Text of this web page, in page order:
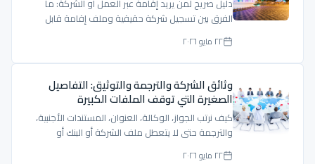
دليل صريح لمن يريد إقامة عبر العمل أو الشركة: ما
الفرق بين تسجيل شركة حقيقية وملف إقامة قابل
للدفاع؟
٢٢ مايو ٢٠٢٦
وثائق الشركة والترجمة والتوثيق: التفاصيل
الصغيرة التي توقف الملفات الكبيرة
كيف نرتب الجواز، الوكالة، العنوان، المستندات الأجنبية،
والترجمة حتى لا يتعطل ملف الشركة أو البنك أو
الإقامة.
٢٢ مايو ٢٠٢٦